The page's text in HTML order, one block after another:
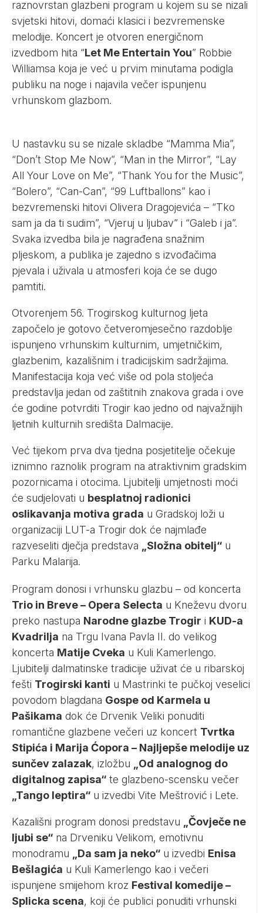
raznovrstan glazbeni program u kojem su se nizali
svjetski hitovi, domaći klasici i bezvremenske
melodije. Koncert je otvoren energičnom
izvedbom hita “Let Me Entertain You” Robbie
Williamsa koja je već u prvim minutama podigla
publiku na noge i najavila večer ispunjenu
vrhunskom glazbom.
U nastavku su se nizale skladbe “Mamma Mia”,
“Don’t Stop Me Now”, “Man in the Mirror”, “Lay
All Your Love on Me”, “Thank You for the Music”,
“Bolero”, “Can-Can”, “99 Luftballons” kao i
bezvremenski hitovi Olivera Dragojevića – “Tko
sam ja da ti sudim”, “Vjeruj u ljubav” i “Galeb i ja”.
Svaka izvedba bila je nagrađena snažnim
pljeskom, a publika je zajedno s izvođačima
pjevala i uživala u atmosferi koja će se dugo
pamtiti.
Otvorenjem 56. Trogirskog kulturnog ljeta
započelo je gotovo četveromjesečno razdoblje
ispunjeno vrhunskim kulturnim, umjetničkim,
glazbenim, kazališnim i tradicijskim sadržajima.
Manifestacija koja već više od pola stoljeća
predstavlja jedan od zaštitnih znakova grada i ove
će godine potvrditi Trogir kao jedno od najvažnijih
ljetnih kulturnih središta Dalmacije.
Već tijekom prva dva tjedna posjetitelje očekuje
iznimno raznolik program na atraktivnim gradskim
pozornicama i otocima. Ljubitelji umjetnosti moći
će sudjelovati u besplatnoj radionici
oslikavanja motiva grada u Gradskoj loži u
organizaciji LUT-a Trogir dok će najmlađe
razveseliti dječja predstava „Složna obitelj“ u
Parku Malarija.
Program donosi i vrhunsku glazbu – od koncerta
Trio in Breve – Opera Selecta u Kneževu dvoru
preko nastupa Narodne glazbe Trogir i KUD-a
Kvadrilja na Trgu Ivana Pavla II. do velikog
koncerta Matije Cveka u Kuli Kamerlengo.
Ljubitelji dalmatinske tradicije uživat će u ribarskoj
fešti Trogirski kanti u Mastrinki te pučkoj veselici
povodom blagdana Gospe od Karmela u
Pašikama dok će Drvenik Veliki ponuditi
romantične glazbene večeri uz koncert Tvrtka
Stipića i Marija Ćopora – Najljepše melodije uz
sunčev zalazak, izložbu „Od analognog do
digitalnog zapisa“ te glazbeno-scensku večer
„Tango leptira“ u izvedbi Vite Meštrović i Lete.
Kazališni program donosi predstavu „Čovječe ne
ljubi se“ na Drveniku Velikom, emotivnu
monodramu „Da sam ja neko“ u izvedbi Enisa
Bešlagića u Kuli Kamerlengo kao i večeri
ispunjene smijehom kroz Festival komedije –
Splicka scena, koji će publici ponuditi vrhunski